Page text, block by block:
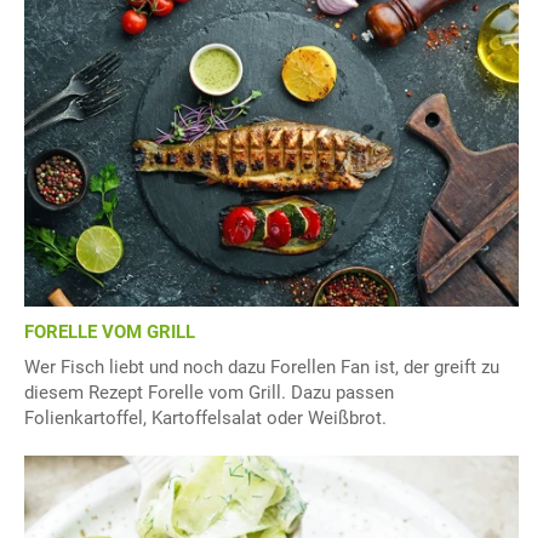
FORELLE VOM GRILL
Wer Fisch liebt und noch dazu Forellen Fan ist, der greift zu
diesem Rezept Forelle vom Grill. Dazu passen
Folienkartoffel, Kartoffelsalat oder Weißbrot.